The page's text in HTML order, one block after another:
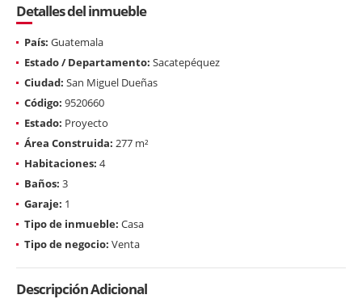
Detalles del inmueble
País: Guatemala
Estado / Departamento: Sacatepéquez
Ciudad: San Miguel Dueñas
Código: 9520660
Estado: Proyecto
Área Construida: 277 m²
Habitaciones: 4
Baños: 3
Garaje: 1
Tipo de inmueble: Casa
Tipo de negocio: Venta
Descripción Adicional